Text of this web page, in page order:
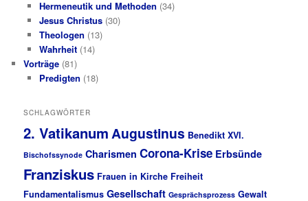
Hermeneutik und Methoden (34)
Jesus Christus(30)
Theologen (13)
Wahrheit(14)
Vorträge (81)
Predigten (18)
SCHLAGWÖRTER
2. VatikanumAugustinus Benedikt XVI.
Bischofssynode Charismen Corona-Krise Erbsünde
Franziskus Frauen in Kirche Freiheit
Fundamentalismus Gesellschaft Gesprächsprozess Gewalt